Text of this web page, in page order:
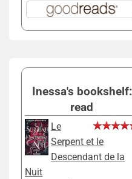
Inessa's bookshelf:
read
Le
Serpent et le
Descendant de la
Nuit